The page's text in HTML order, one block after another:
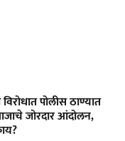
पोलीस ठाण्यात
जोरदार आंदोलन,